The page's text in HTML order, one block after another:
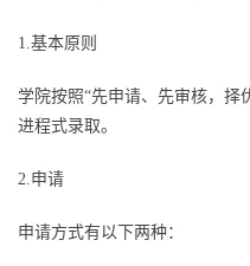
1.基本原则
学院按照“先申请、先审核，择
进程式录取。
2.申请
申请方式有以下两种：